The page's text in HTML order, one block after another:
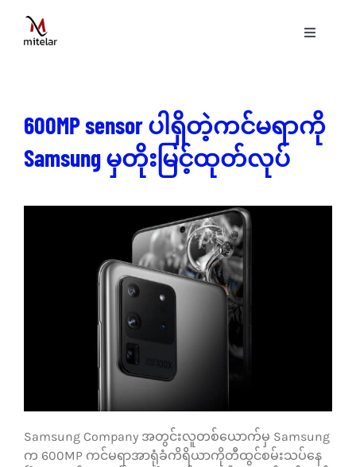
content
Toggle
နည်းပညာ
သုံးသပ်ချက်များ
ဆက်သွယ်ရန်
600MP sensor ပါရှိတဲ့ကင်မရာကို
Samsung မှတိုးမြင့်ထုတ်လုပ်
Samsung Company အတွင်းလူတစ်ယောက်မှ Samsung
က 600MP ကင်မရာအာရုံခံကိရိယာကိုတီထွင်စမ်းသပ်နေ